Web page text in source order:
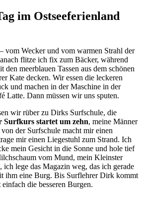
im Ostseeferienland
– vom Wecker und vom warmen Strahl der
flitze ich fix zum Bäcker, während
den meerblauen Tassen aus dem schönen
Kate decken. Wir essen die leckeren
und machen in der Maschine in der
Latte. Dann müssen wir uns sputen.
wir rüber zu Dirks Surfschule, die
Surfkurs startet um zehn, meine Männer
der Surfschule macht mir einen
mir einen Liegestuhl zum Strand. Ich
mein Gesicht in die Sonne und hole tief
vom Mund, mein Kleinster
ich lege das Magazin weg, das ich gerade
ihm eine Burg. Bis Surflehrer Dirk kommt
die besseren Burgen.